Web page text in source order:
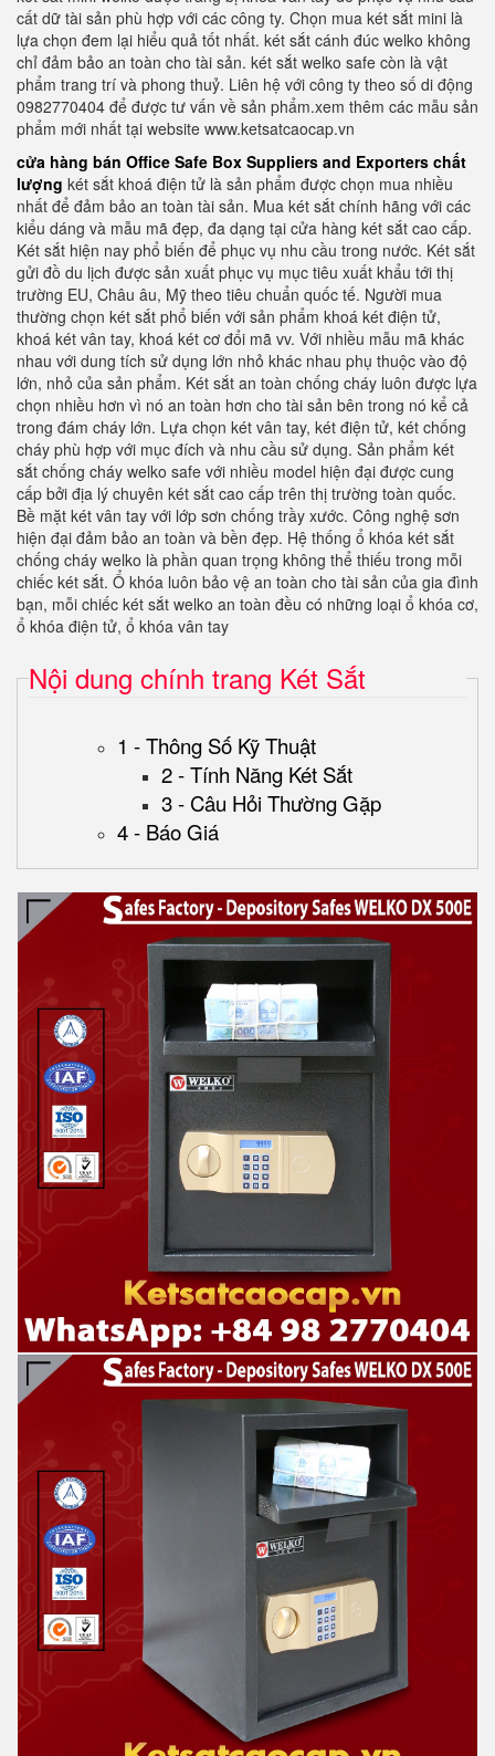
cất dữ tài sản phù hợp với các công ty. Chọn mua két sắt mini là
lựa chọn đem lại hiểu quả tốt nhất. két sắt cánh đúc welko không
chỉ đảm bảo an toàn cho tài sản. két sắt welko safe còn là vật
phẩm trang trí và phong thuỷ. Liên hệ với công ty theo số di động
0982770404 để được tư vấn về sản phẩm.xem thêm các mẫu sản
phẩm mới nhất tại website www.ketsatcaocap.vn
cửa hàng bán Office Safe Box Suppliers and Exporters chất
lượng két sắt khoá điện tử là sản phẩm được chọn mua nhiều
nhất để đảm bảo an toàn tài sản. Mua két sắt chính hãng với các
kiểu dáng và mẫu mã đẹp, đa dạng tại cửa hàng két sắt cao cấp.
Két sắt hiện nay phổ biến để phục vụ nhu cầu trong nước. Két sắt
gửi đồ du lịch được sản xuất phục vụ mục tiêu xuất khẩu tới thị
trường EU, Châu âu, Mỹ theo tiêu chuẩn quốc tế. Người mua
thường chọn két sắt phổ biến với sản phẩm khoá két điện tử,
khoá két vân tay, khoá két cơ đổi mã vv. Với nhiều mẫu mã khác
nhau với dung tích sử dụng lớn nhỏ khác nhau phụ thuộc vào độ
lớn, nhỏ của sản phẩm. Két sắt an toàn chống cháy luôn được lựa
chọn nhiều hơn vì nó an toàn hơn cho tài sản bên trong nó kể cả
trong đám cháy lớn. Lựa chọn két vân tay, két điện tử, két chống
cháy phù hợp với mục đích và nhu cầu sử dụng. Sản phẩm két
sắt chống cháy welko safe với nhiều model hiện đại được cung
cấp bởi địa lý chuyên két sắt cao cấp trên thị trường toàn quốc.
Bề mặt két vân tay với lớp sơn chống trầy xước. Công nghệ sơn
hiện đại đảm bảo an toàn và bền đẹp. Hệ thống ổ khóa két sắt
chống cháy welko là phần quan trọng không thể thiếu trong mỗi
chiếc két sắt. Ổ khóa luôn bảo vệ an toàn cho tài sản của gia đình
bạn, mỗi chiếc két sắt welko an toàn đều có những loại ổ khóa cơ,
ổ khóa điện tử, ổ khóa vân tay
Nội dung chính trang Két Sắt
1 - Thông Số Kỹ Thuật
2 - Tính Năng Két Sắt
3 - Câu Hỏi Thường Gặp
4 - Báo Giá